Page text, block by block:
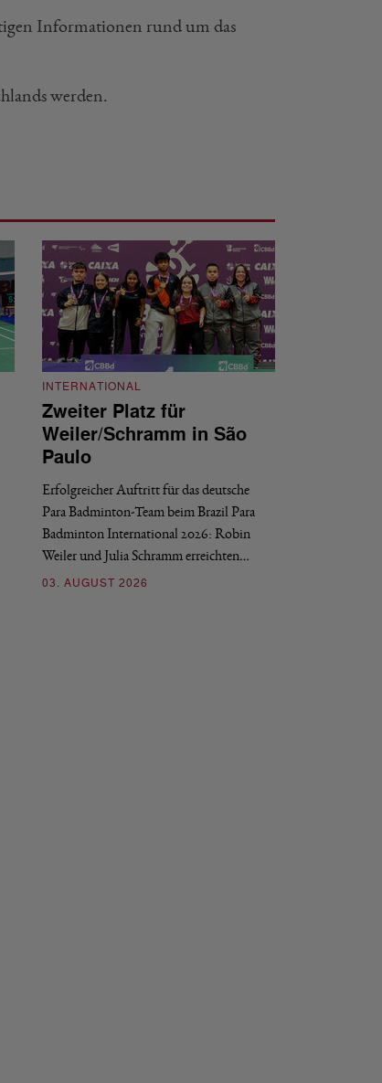
Informationen rund um das
werden.
INTERNATIONAL
Zweiter Platz für
Weiler/Schramm in São
Paulo
Erfolgreicher Auftritt für das deutsche
Para Badminton-Team beim Brazil Para
Badminton International 2026: Robin
Weiler und Julia Schramm erreichten…
03. AUGUST 2026